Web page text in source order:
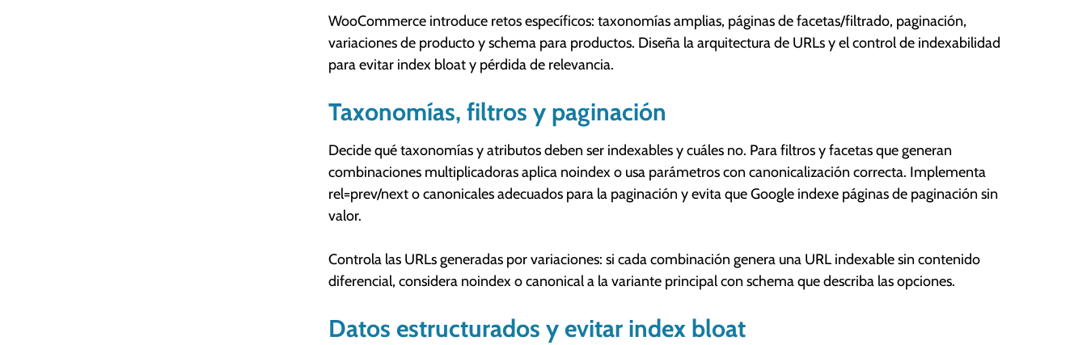
WooCommerce introduce retos específicos: taxonomías amplias, páginas de facetas/filtrado, paginación,
variaciones de producto y schema para productos. Diseña la arquitectura de URLs y el control de indexabilidad
para evitar index bloat y pérdida de relevancia.
Taxonomías, filtros y paginación
Decide qué taxonomías y atributos deben ser indexables y cuáles no. Para filtros y facetas que generan
combinaciones multiplicadoras aplica noindex o usa parámetros con canonicalización correcta. Implementa
rel=prev/next o canonicales adecuados para la paginación y evita que Google indexe páginas de paginación sin
valor.
Controla las URLs generadas por variaciones: si cada combinación genera una URL indexable sin contenido
diferencial, considera noindex o canonical a la variante principal con schema que describa las opciones.
Datos estructurados y evitar index bloat